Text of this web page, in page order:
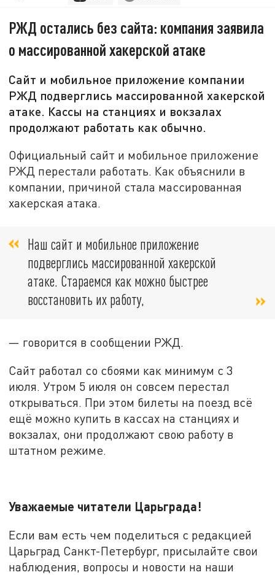
РЖД остались без сайта: компания заявила
о массированной хакерской атаке
Сайт и мобильное приложение компании
РЖД подверглись массированной хакерской
атаке. Кассы на станциях и вокзалах
продолжают работать как обычно.
Официальный сайт и мобильное приложение
РЖД перестали работать. Как объяснили в
компании, причиной стала массированная
хакерская атака.
Наш сайт и мобильное приложение
подверглись массированной хакерской
атаке. Стараемся как можно быстрее
восстановить их работу,
— говорится в сообщении РЖД.
Сайт работал со сбоями как минимум с 3
июля. Утром 5 июля он совсем перестал
открываться. При этом билеты на поезд всё
ещё можно купить в кассах на станциях и
вокзалах, они продолжают свою работу в
штатном режиме.
Уважаемые читатели Царьграда!
Если вам есть чем поделиться с редакцией
Царьград Санкт-Петербург, присылайте свои
наблюдения, вопросы и новости на наши